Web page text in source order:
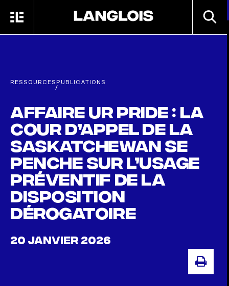
MENU
RESSOURCES
/
PUBLICATIONS
Affaire UR Pride : la
Cour d’appel de la
Saskatchewan se
penche sur l’usage
préventif de la
disposition
dérogatoire
20 JANVIER 2026